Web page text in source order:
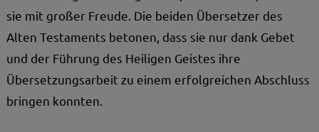
sie mit großer Freude. Die beiden Übersetzer des
Alten Testaments betonen, dass sie nur dank Gebet
und der Führung des Heiligen Geistes ihre
Übersetzungsarbeit zu einem erfolgreichen Abschluss
bringen konnten.